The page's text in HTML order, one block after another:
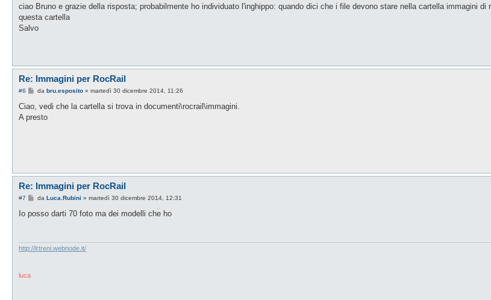
s
a
g
ciao Bruno e grazie della risposta; probabilmente ho individuato l'inghippo: quando dici che i file devono stare nella cartella immagini
questa cartella
Salvo
Re: Immagini per RocRail
#6
M
s
a
da bru.esposito» martedì 30 dicembre 2014, 11:26
Ciao, vedi che la cartella si trova in documenti\rocrail\immagini.
A presto
Re: Immagini per RocRail
#7
M
s
i
da Luca.Rubini » martedì 30 dicembre 2014, 12:31
Io posso darti 70 foto ma dei modelli che ho
http://lrtreni.webnode.it/
luca